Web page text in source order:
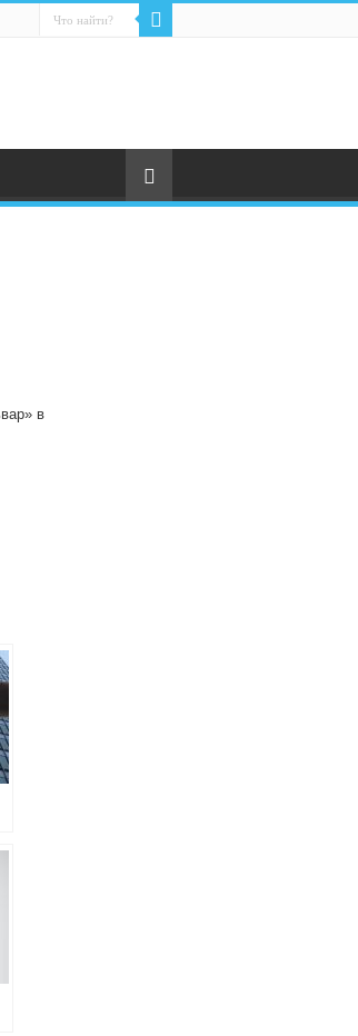
в